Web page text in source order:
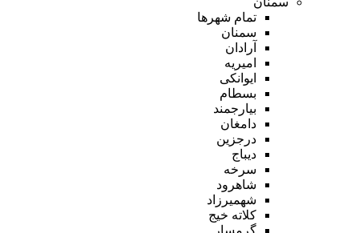
تمام شهر‌ها
سمنان
آرادان
امیریه
ایوانکی
بسطام
بیارجمند
دامغان
درجزین
دیباج
سرخه
شاهرود
شهمیرزاد
کلاته خیج
گرمسار